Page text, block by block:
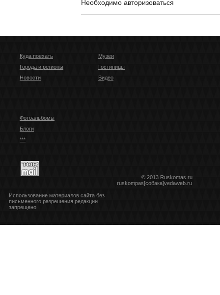
Необходимо авторизоваться
Куда поехать
Города и регионы
Новости
Музеи
Гостиницы
Видео
Фотоальбомы
Блоги
***
© 2013 Ruskomas.ru
ruskompas[собака]vedaweb.ru
Использование материалов сайта без
письменного разрешения редакции
запрещено